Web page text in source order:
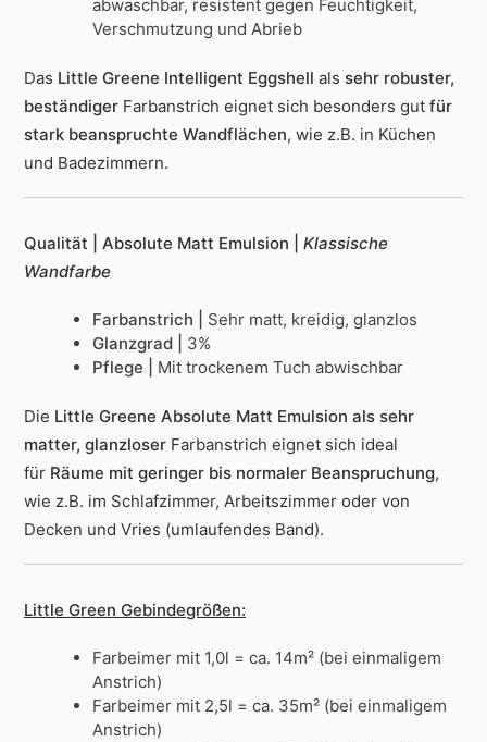
abwaschbar, resistent gegen Feuchtigkeit,
Verschmutzung und Abrieb
Das Little Greene Intelligent Eggshell als sehr robuster,
beständiger Farbanstrich eignet sich besonders gut für
stark beanspruchte Wandflächen, wie z.B. in Küchen
und Badezimmern.
Qualität | Absolute Matt Emulsion | Klassische
Wandfarbe
Farbanstrich | Sehr matt, kreidig, glanzlos
Glanzgrad | 3%
Pflege | Mit trockenem Tuch abwischbar
Die Little Greene Absolute Matt Emulsion als sehr
matter, glanzloser Farbanstrich eignet sich ideal
für Räume mit geringer bis normaler Beanspruchung,
wie z.B. im Schlafzimmer, Arbeitszimmer oder von
Decken und Vries (umlaufendes Band).
Little Green Gebindegrößen:
Farbeimer mit 1,0l = ca. 14m² (bei einmaligem
Anstrich)
Farbeimer mit 2,5l = ca. 35m² (bei einmaligem
Anstrich)